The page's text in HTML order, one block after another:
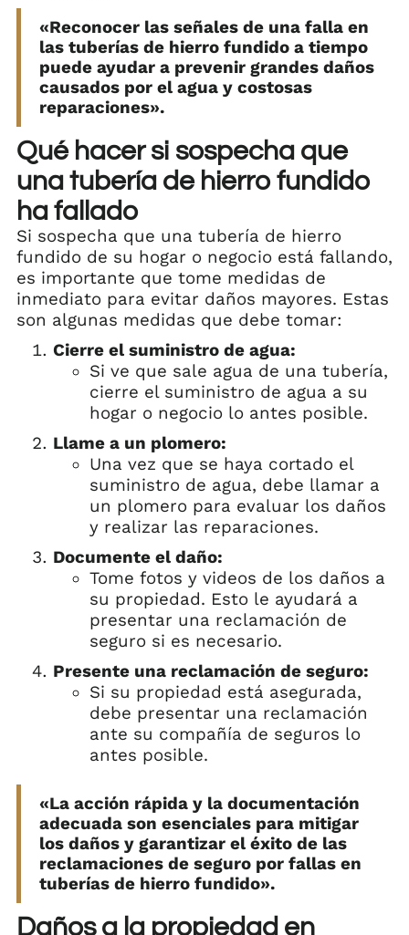
«Reconocer las señales de una falla en
las tuberías de hierro fundido a tiempo
puede ayudar a prevenir grandes daños
causados por el agua y costosas
reparaciones».
Qué hacer si sospecha que
una tubería de hierro fundido
ha fallado
Si sospecha que una tubería de hierro
fundido de su hogar o negocio está fallando,
es importante que tome medidas de
inmediato para evitar daños mayores. Estas
son algunas medidas que debe tomar:
Cierre el suministro de agua:
Si ve que sale agua de una tubería,
cierre el suministro de agua a su
hogar o negocio lo antes posible.
Llame a un plomero:
Una vez que se haya cortado el
suministro de agua, debe llamar a
un plomero para evaluar los daños
y realizar las reparaciones.
Documente el daño:
Tome fotos y videos de los daños a
su propiedad. Esto le ayudará a
presentar una reclamación de
seguro si es necesario.
Presente una reclamación de seguro:
Si su propiedad está asegurada,
debe presentar una reclamación
ante su compañía de seguros lo
antes posible.
«La acción rápida y la documentación
adecuada son esenciales para mitigar
los daños y garantizar el éxito de las
reclamaciones de seguro por fallas en
tuberías de hierro fundido».
Daños a la propiedad en